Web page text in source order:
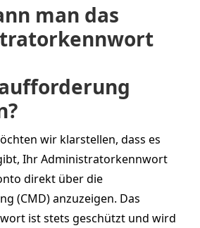
man das
wir klarstellen, dass es
Ihr Administratorkennwort
direkt über die
(CMD) anzuzeigen. Das
ist stets geschützt und wird